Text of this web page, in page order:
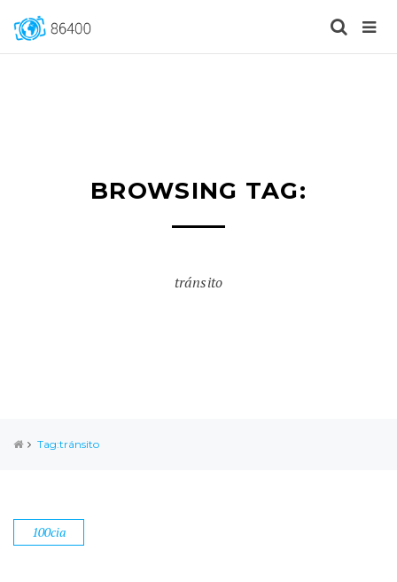
BROWSING TAG:
tránsito
Tag:tránsito
100cia